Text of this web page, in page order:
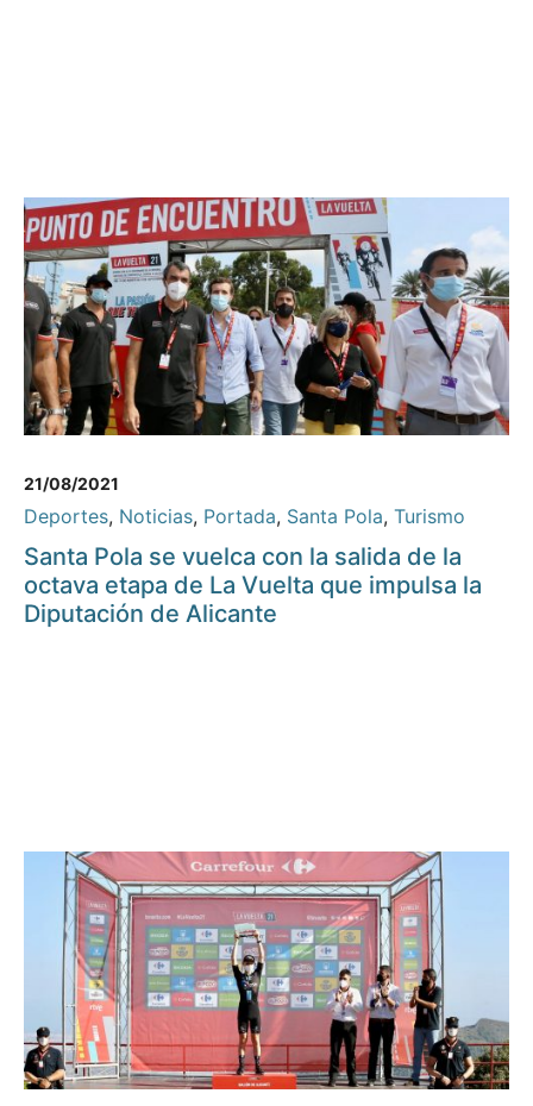
21/08/2021
Deportes, Noticias, Portada, Santa Pola, Turismo
Santa Pola se vuelca con la salida de la
octava etapa de La Vuelta que impulsa la
Diputación de Alicante